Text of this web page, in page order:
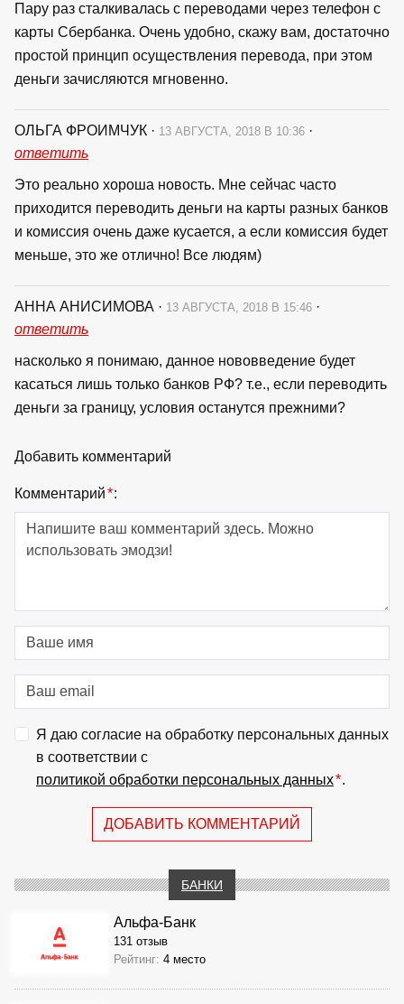
Пару раз сталкивалась с переводами через телефон с
карты Сбербанка. Очень удобно, скажу вам, достаточно
простой принцип осуществления перевода, при этом
деньги зачисляются мгновенно.
ОЛЬГА ФРОИМЧУК · 13 АВГУСТА, 2018 В 10:36 ·
ответить
Это реально хороша новость. Мне сейчас часто
приходится переводить деньги на карты разных банков
и комиссия очень даже кусается, а если комиссия будет
меньше, это же отлично! Все людям)
АННА АНИСИМОВА · 13 АВГУСТА, 2018 В 15:46 ·
ответить
насколько я понимаю, данное нововведение будет
касаться лишь только банков РФ? т.е., если переводить
деньги за границу, условия останутся прежними?
Добавить комментарий
Комментарий*:
Я даю согласие на обработку персональных данных
в соответствии с
политикой обработки персональных данных*.
ДОБАВИТЬ КОММЕНТАРИЙ
БАНКИ
Альфа-Банк
131 отзыв
Рейтинг: 4 место